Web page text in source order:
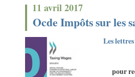
11 avril 2017
Ocde Impôts sur les
Les
pour